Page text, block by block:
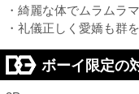
・綺麗な体でムラムラ
・礼儀正しく愛嬌も群
ボーイ限定の